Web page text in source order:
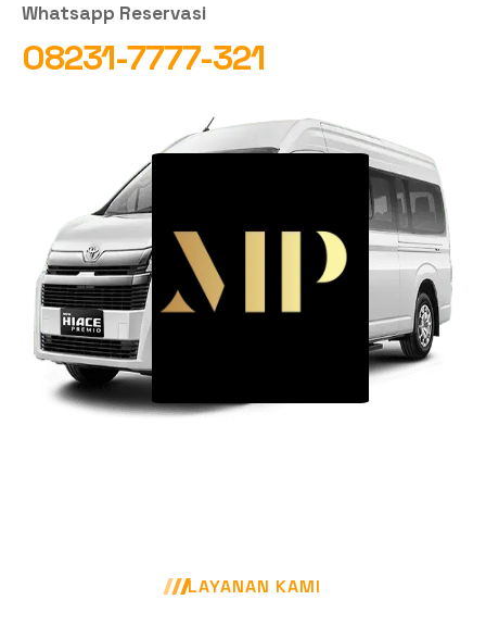
Whatsapp Reservasi
08231-7777-321
LAYANAN KAMI